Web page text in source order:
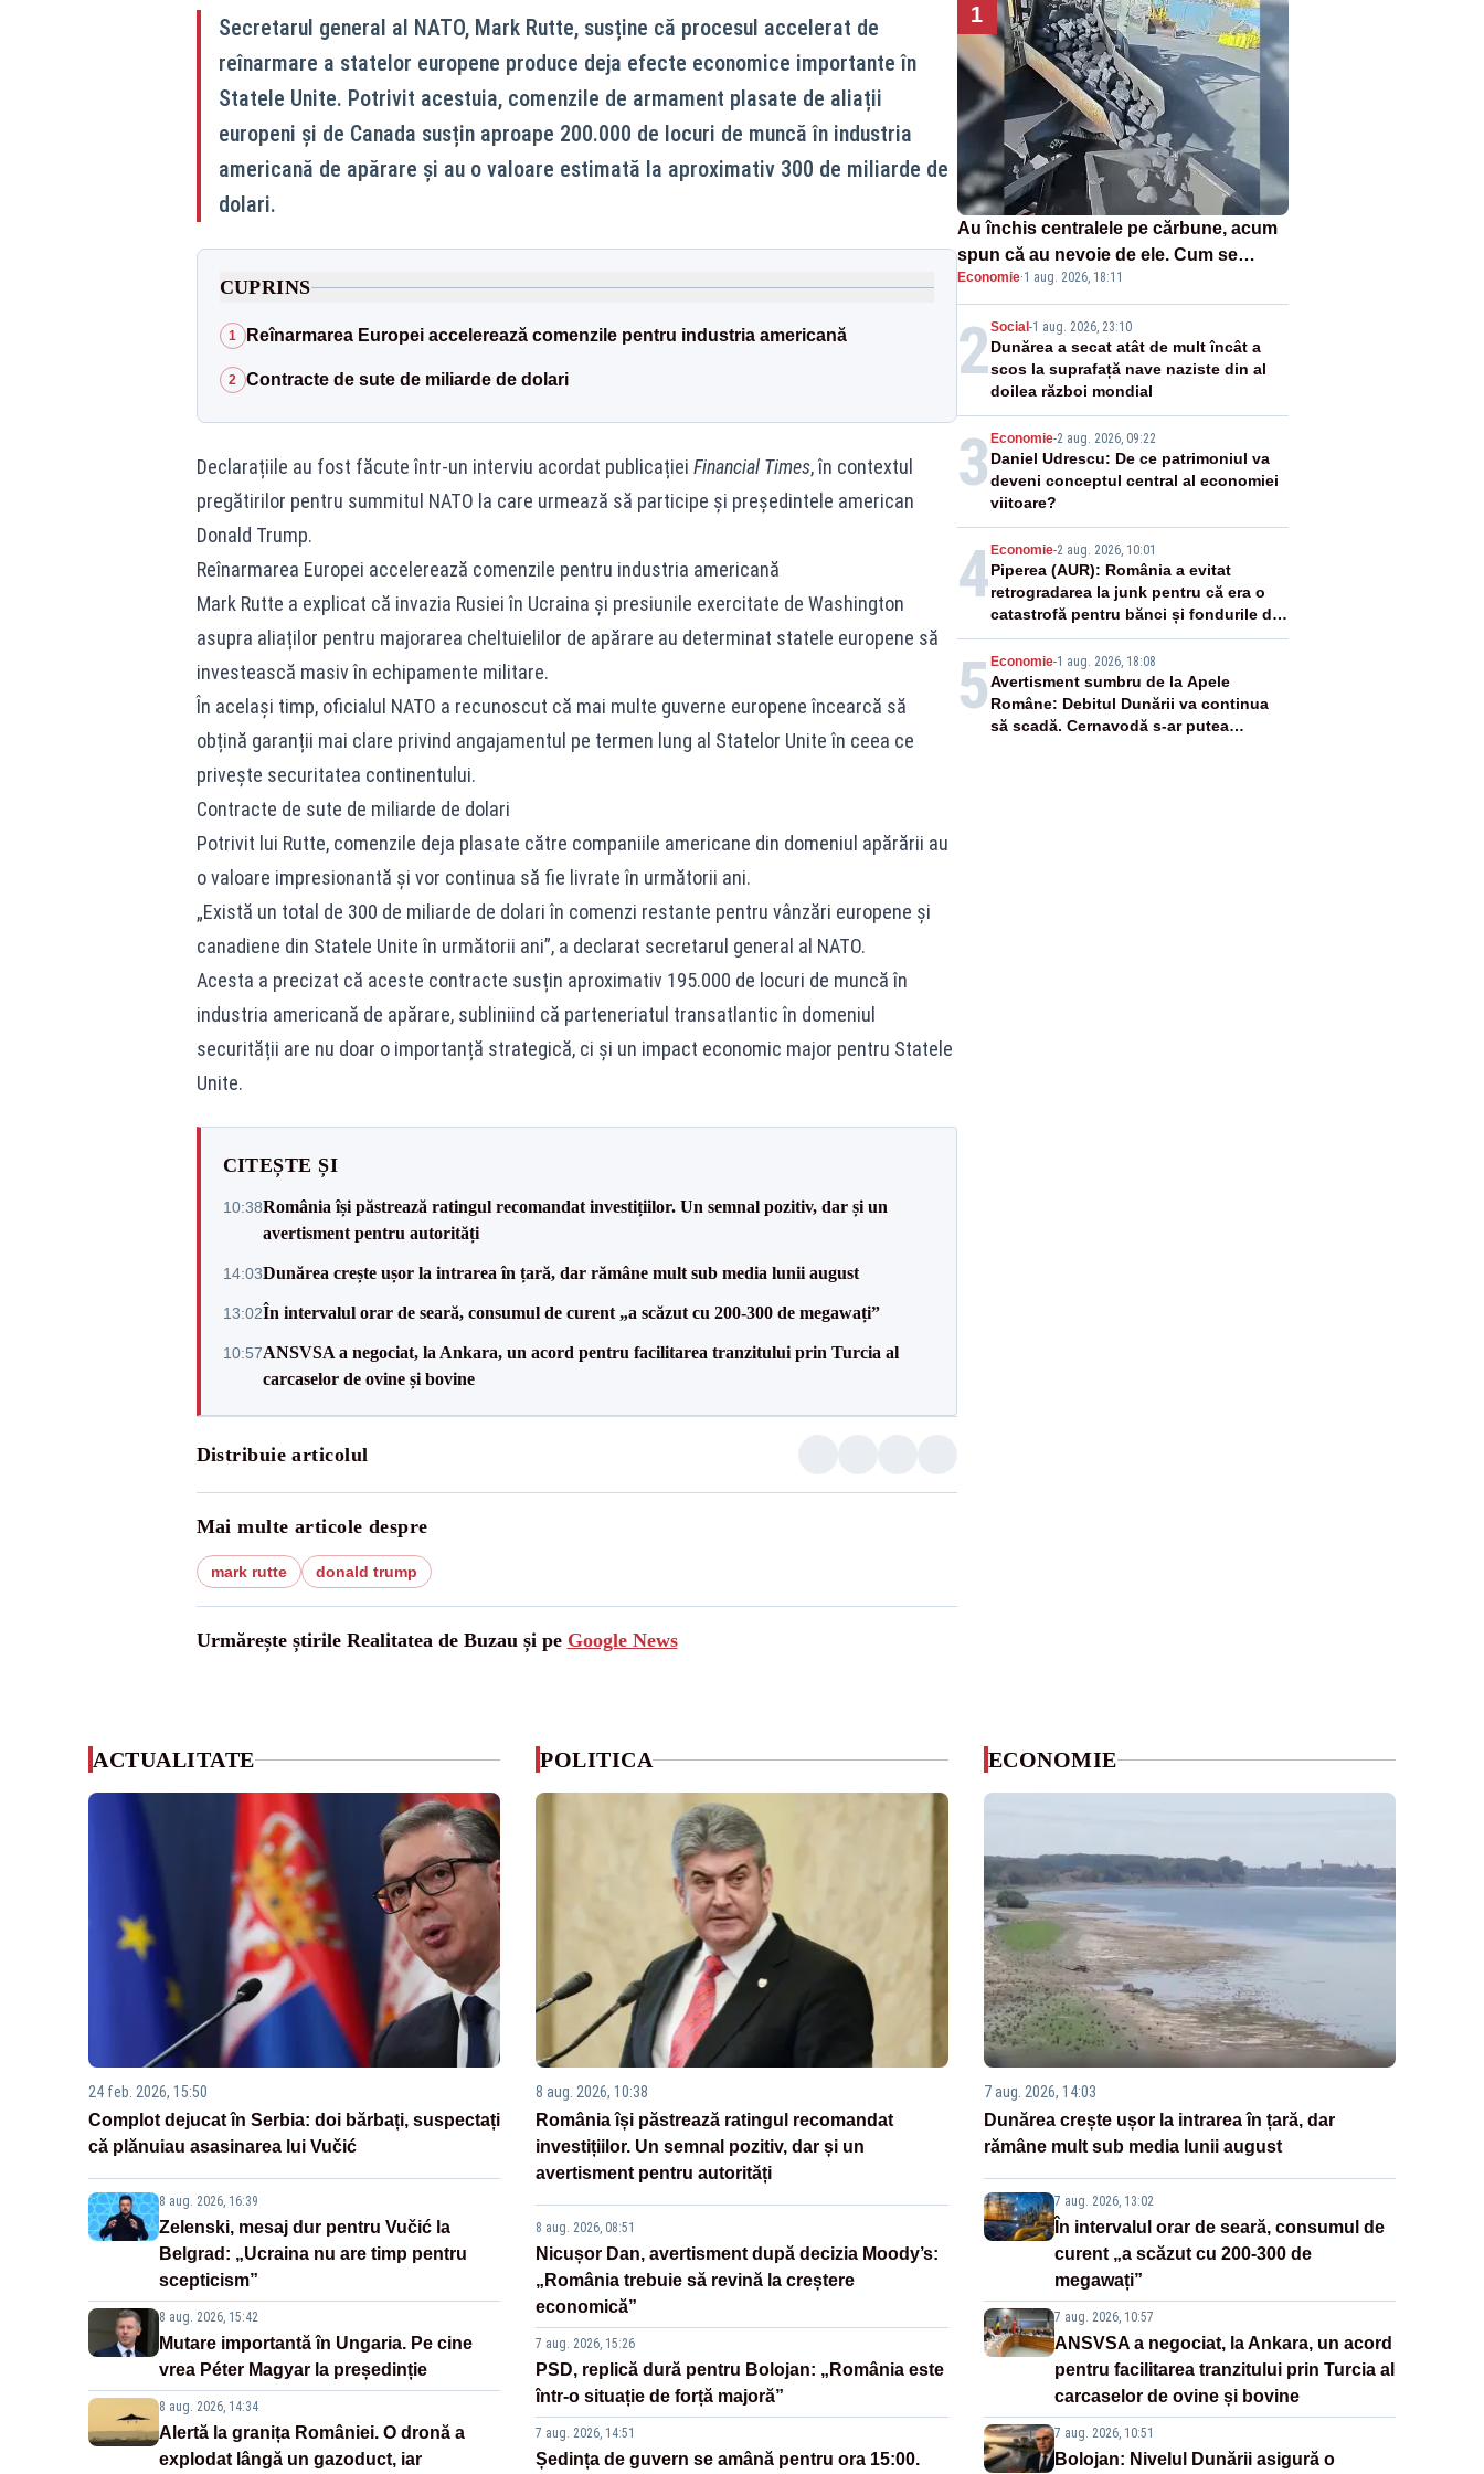
Secretarul general al NATO, Mark Rutte, susține că procesul accelerat de
reînarmare a statelor europene produce deja efecte economice importante în
Statele Unite. Potrivit acestuia, comenzile de armament plasate de aliații
europeni și de Canada susțin aproape 200.000 de locuri de muncă în industria
americană de apărare și au o valoare estimată la aproximativ 300 de miliarde de
dolari.
CUPRINS
1 Reînarmarea Europei accelerează comenzile pentru industria americană
2 Contracte de sute de miliarde de dolari
Declarațiile au fost făcute într-un interviu acordat publicației Financial Times, în contextul
pregătirilor pentru summitul NATO la care urmează să participe și președintele american
Donald Trump.
Reînarmarea Europei accelerează comenzile pentru industria americană
Mark Rutte a explicat că invazia Rusiei în Ucraina și presiunile exercitate de Washington
asupra aliaților pentru majorarea cheltuielilor de apărare au determinat statele europene să
investească masiv în echipamente militare.
În același timp, oficialul NATO a recunoscut că mai multe guverne europene încearcă să
obțină garanții mai clare privind angajamentul pe termen lung al Statelor Unite în ceea ce
privește securitatea continentului.
Contracte de sute de miliarde de dolari
Potrivit lui Rutte, comenzile deja plasate către companiile americane din domeniul apărării au
o valoare impresionantă și vor continua să fie livrate în următorii ani.
„Există un total de 300 de miliarde de dolari în comenzi restante pentru vânzări europene și
canadiene din Statele Unite în următorii ani”, a declarat secretarul general al NATO.
Acesta a precizat că aceste contracte susțin aproximativ 195.000 de locuri de muncă în
industria americană de apărare, subliniind că parteneriatul transatlantic în domeniul
securității are nu doar o importanță strategică, ci și un impact economic major pentru Statele
Unite.
CITEȘTE ȘI
10:38România își păstrează ratingul recomandat investițiilor. Un semnal pozitiv, dar și un
avertisment pentru autorități
14:03Dunărea crește ușor la intrarea în țară, dar rămâne mult sub media lunii august
13:02În intervalul orar de seară, consumul de curent „a scăzut cu 200-300 de megawați”
10:57ANSVSA a negociat, la Ankara, un acord pentru facilitarea tranzitului prin Turcia al
carcaselor de ovine și bovine
Distribuie articolul
Mai multe articole despre
mark rutte donald trump
Urmărește știrile Realitatea de Buzau și pe Google News
1
Au închis centralele pe cărbune, acum
spun că au nevoie de ele. Cum se
pasează vina în plină criză energetică
Economie·1 aug. 2026, 18:11
2Social -1 aug. 2026, 23:10
Dunărea a secat atât de mult încât a
scos la suprafață nave naziste din al
doilea război mondial
3 Economie-2 aug. 2026, 09:22
Daniel Udrescu: De ce patrimoniul va
deveni conceptul central al economiei
viitoare?
4 Economie-2 aug. 2026, 10:01
Piperea (AUR): România a evitat
retrogradarea la junk pentru că era o
catastrofă pentru bănci și fondurile de
pensii
5 Economie-1 aug. 2026, 18:08
Avertisment sumbru de la Apele
Române: Debitul Dunării va continua
să scadă. Cernavodă s-ar putea
ACTUALITATE
24 feb. 2026, 15:50
Complot dejucat în Serbia: doi bărbați, suspectați
că plănuiau asasinarea lui Vučić
8 aug. 2026, 16:39
Zelenski, mesaj dur pentru Vučić la
Belgrad: „Ucraina nu are timp pentru
scepticism”
8 aug. 2026, 15:42
Mutare importantă în Ungaria. Pe cine
vrea Péter Magyar la președinție
8 aug. 2026, 14:34
Alertă la granița României. O dronă a
explodat lângă un gazoduct, iar
POLITICA
8 aug. 2026, 10:38
România își păstrează ratingul recomandat
investițiilor. Un semnal pozitiv, dar și un
avertisment pentru autorități
8 aug. 2026, 08:51
Nicușor Dan, avertisment după decizia Moody’s:
„România trebuie să revină la creștere
economică”
7 aug. 2026, 15:26
PSD, replică dură pentru Bolojan: „România este
într-o situație de forță majoră”
7 aug. 2026, 14:51
Ședința de guvern se amână pentru ora 15:00.
ECONOMIE
7 aug. 2026, 14:03
Dunărea crește ușor la intrarea în țară, dar
rămâne mult sub media lunii august
7 aug. 2026, 13:02
În intervalul orar de seară, consumul de
curent „a scăzut cu 200-300 de
megawați”
7 aug. 2026, 10:57
ANSVSA a negociat, la Ankara, un acord
pentru facilitarea tranzitului prin Turcia al
carcaselor de ovine și bovine
7 aug. 2026, 10:51
Bolojan: Nivelul Dunării asigură o